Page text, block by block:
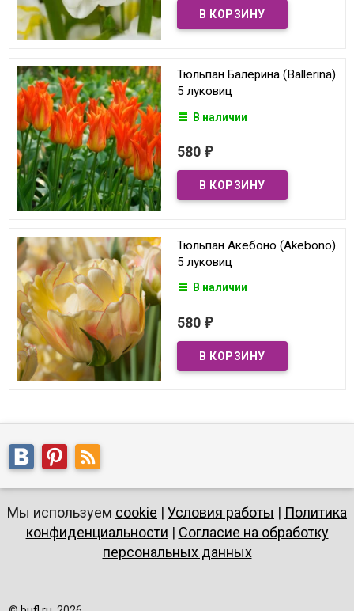
Тюльпан Балерина (Ballerina)
5 луковиц
В наличии
580 ₽
Тюльпан Акебоно (Akebono)
5 луковиц
В наличии
580 ₽
Мы используем cookie | Условия работы | Политика
конфиденциальности | Согласие на обработку
персональных данных